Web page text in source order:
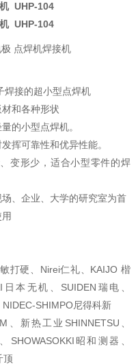
UHP-104
UHP-104
焊接的超小型点焊机
和各种形状
的小型点焊机。
挥可靠性和优异性能。
变形少，适合小型零件的焊
、企业、大学的研究室为首
打硬、Nirei仁礼、KAIJO 楷
日本无机、SUIDEN瑞电、
SHIMPO尼得科新
新热工业SHINNETSU、
SHOWASOKKI昭和测器、
顶